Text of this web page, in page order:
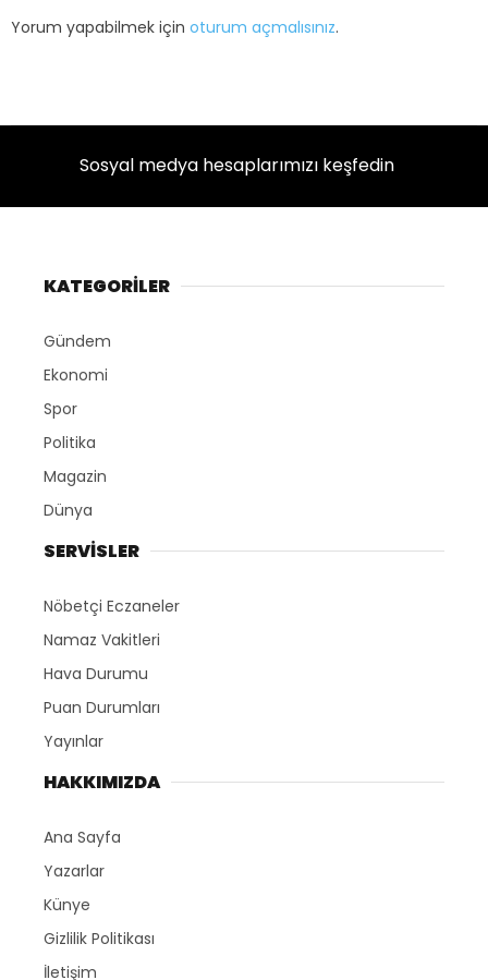
Yorum yapabilmek için oturum açmalısınız.
Sosyal medya hesaplarımızı keşfedin
KATEGORİLER
Gündem
Ekonomi
Spor
Politika
Magazin
Dünya
SERVİSLER
Nöbetçi Eczaneler
Namaz Vakitleri
Hava Durumu
Puan Durumları
Yayınlar
HAKKIMIZDA
Ana Sayfa
Yazarlar
Künye
Gizlilik Politikası
İletişim